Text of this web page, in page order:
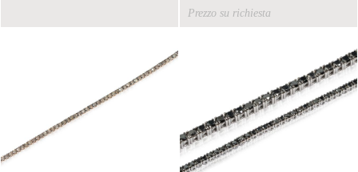
Prezzo su richiesta